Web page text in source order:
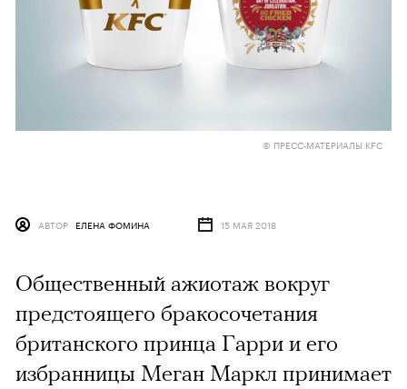
© ПРЕСС-МАТЕРИАЛЫ KFC
АВТОР ЕЛЕНА ФОМИНА 15 МАЯ 2018
Общественный ажиотаж вокруг
предстоящего бракосочетания
британского принца Гарри и его
избранницы Меган Маркл принимает